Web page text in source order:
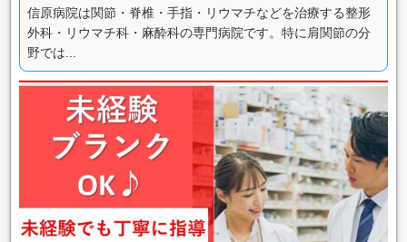
信原病院は関節・脊椎・手指・リウマチなどを治療する整形
外科・リウマチ科・麻酔科の専門病院です。特に肩関節の分
野では...